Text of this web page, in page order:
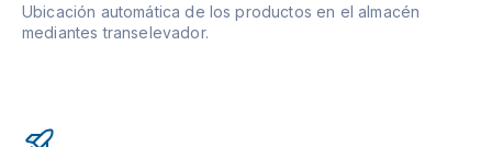
Ubicación automática de los productos en el almacén
mediantes transelevador.